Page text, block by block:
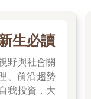
生必讀
野與社會關
、前沿趨勢
我投資，大